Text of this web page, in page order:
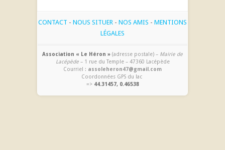
CONTACT - NOUS SITUER - NOS AMIS - MENTIONS
LÉGALES
Association « Le Héron » (adresse postale) – Mairie de
Lacépède– 1 rue du Temple – 47360 Lacépède
Courriel : assoleheron47@gmail.com
Coordonnées GPS du lac
=> 44.31457, 0.46538